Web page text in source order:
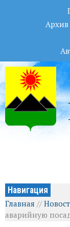
Архив
Навигация
Главная //
аварийную